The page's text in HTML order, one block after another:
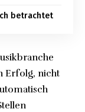
betrachtet
Erfolg, nicht